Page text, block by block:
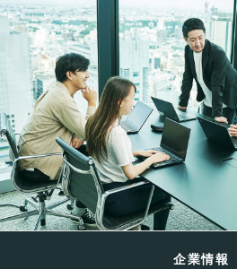
企業情報